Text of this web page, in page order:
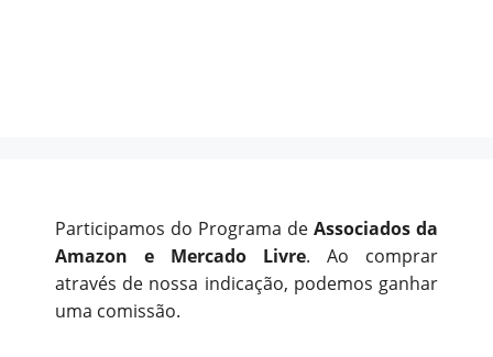
Participamos do Programa de Associados da
Amazon e Mercado Livre. Ao comprar
através de nossa indicação, podemos ganhar
uma comissão.